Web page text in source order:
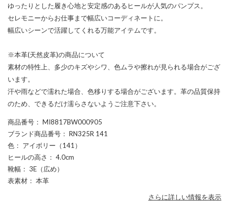
ゆったりとした履き心地と安定感のあるヒールが人気のパンプス。
セレモニーからお仕事まで幅広いコーディネートに。
幅広いシーンで活躍してくれる万能アイテムです。
※本革(天然皮革)の商品について
素材の特性上、多少のキズやシワ、色ムラや擦れが見られる場合がござ
います。
汗や雨などで濡れた場合、色移りする場合がございます。革の品質保持
のため、できるだけ濡らさないようご注意下さい。
商品番号 ： MI8817BW000905
ブランド商品番号 ： RN325R 141
色 ： アイボリー（141）
ヒールの高さ ： 4.0cm
靴幅 ： 3E（広め）
表素材 ： 本革
さらに詳しい情報を表示